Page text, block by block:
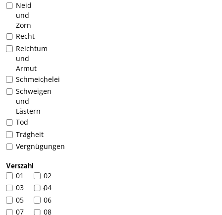
Neid
und
Zorn
Recht
Reichtum
und
Armut
1
Schmeichelei
Schweigen
und
Lästern
Tod
Trägheit
Vergnügungen
Verszahl
01
02
03
104
05
06
07
08